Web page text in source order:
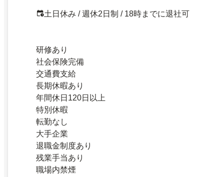
土日休み / 週休2日制 / 18時までに退社可
研修あり
社会保険完備
交通費支給
長期休暇あり
年間休日120日以上
特別休暇
転勤なし
大手企業
退職金制度あり
残業手当あり
職場内禁煙